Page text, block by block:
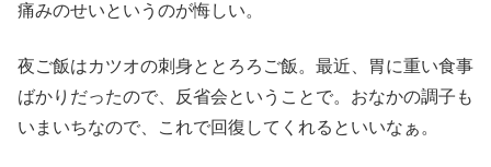
痛みのせいというのが悔しい。
夜ご飯はカツオの刺身ととろろご飯。最近、胃に重い食事
ばかりだったので、反省会ということで。おなかの調子も
いまいちなので、これで回復してくれるといいなぁ。